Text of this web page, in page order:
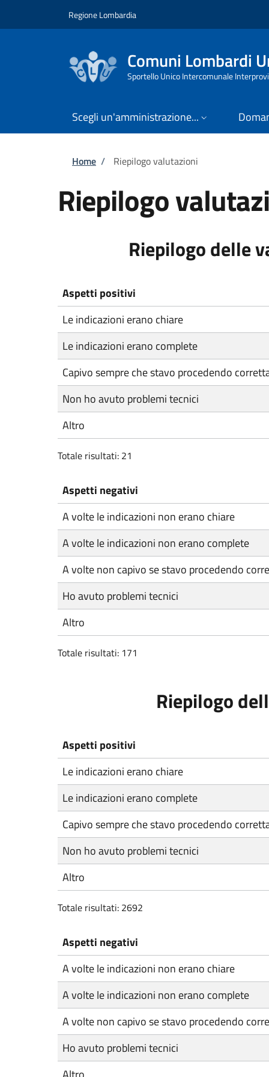
Regione Lombardia
Comuni Lombardi
Sportello Unico Intercomunale
Scegli un'amministrazione...
Briciole di pane
Home / Riepilogo valutazioni
Riepilogo
Riepilogo delle
Aspetti positivi
Le indicazioni erano chiare
Le indicazioni erano complete
Capivo sempre che stavo procedendo
Non ho avuto problemi tecnici
Altro
Totale risultati: 21
Aspetti negativi
A volte le indicazioni non erano chiare
A volte le indicazioni non erano complete
A volte non capivo se stavo procedendo
Ho avuto problemi tecnici
Altro
Totale risultati: 171
Riepilogo
Aspetti positivi
Le indicazioni erano chiare
Le indicazioni erano complete
Capivo sempre che stavo procedendo
Non ho avuto problemi tecnici
Altro
Totale risultati: 2692
Aspetti negativi
A volte le indicazioni non erano chiare
A volte le indicazioni non erano complete
A volte non capivo se stavo procedendo
Ho avuto problemi tecnici